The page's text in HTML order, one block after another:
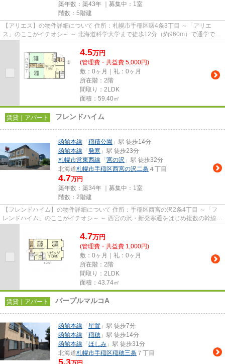
築年数：築43年 ｜募集中： 1室
階数：5階建
【アリエス】の物件詳細について 住所：札幌市手稲区曙4条3丁目 ～「アリエ
ス」のここがイチオシ～ ～ 北海道科学大学まで徒歩12分（約960m）で通学でき
4.5万円
(管理費・共益費 5,000円)
敷：0ヶ月｜礼：0ヶ月
所在階：2階
間取り：2LDK
面積：59.40㎡
賃貸｜アパート フレンドハイム
函館本線 「 稲積公園 」駅 徒歩14分
函館本線 「 発寒 」駅 徒歩23分
札幌市営東西線 「 宮の沢 」駅 徒歩32分
北海道札幌市手稲区西宮の沢二条 ４丁目
4.7万円
築年数：築34年 ｜募集中： 1室
階数：2階建
【フレンドハイム】の物件詳細について 住所：手稲区西宮の沢2条4丁目 ～「フ
レンドハイム」のここがイチオシ～ ～ 西宮の沢・新発寒通をはじめ複数の幹線道
4.7万円
(管理費・共益費 1,000円)
敷：0ヶ月｜礼：0ヶ月
所在階：2階
間取り：2LDK
面積：43.74㎡
賃貸｜アパート パープルマルコA
函館本線 「 星置 」駅 徒歩7分
函館本線 「 稲穂 」駅 徒歩14分
函館本線 「 ほしみ 」駅 徒歩31分
北海道札幌市手稲区稲穂三条 ７丁目